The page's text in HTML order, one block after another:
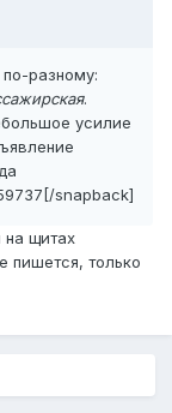
разному:
.
усилие
snapback]
на щитах
пишется, только